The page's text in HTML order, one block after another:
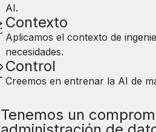
AI.
Contexto
Aplicamos el contexto de
necesidades.
Control
Creemos en entrenar la AI de
Tenemos un